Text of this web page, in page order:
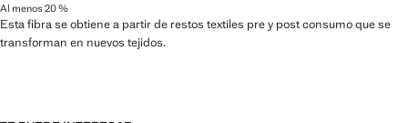
Al menos 20 %
Esta fibra se obtiene a partir de restos textiles pre y post consumo que se
transforman en nuevos tejidos.